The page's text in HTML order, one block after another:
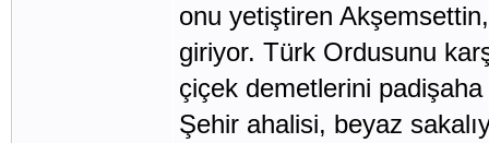
onu yetiştiren
giriyor. Türk Ordusunu
çiçek demetlerini
Şehir ahalisi, beyaz